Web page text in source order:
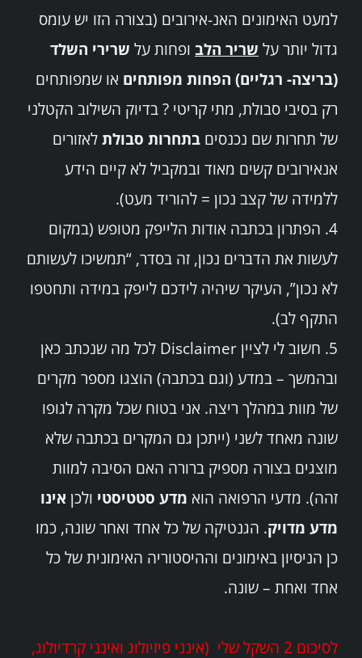
למעט האימונים האנ-אירובים (בצורה הזו יש עומס
גדול יותר על שריר הלב ופחות על שרירי השלד
(בריצה- רגליים) הפחות מפותחים או שמפותחים
רק בסיבי סבולת, מתי קריטי ? בדיוק השילוב הקטלני
של תחרות שם נכנסים בתחרות סבולתלאזורים
אנאירובים קשים מאוד ובמקביל לא קיים הידע
ללמידה של קצב נכון = להוריד מעט).
4. הפתרון בכתבה אודות הלייפק מטופש (במקום
לעשות את הדברים נכון, זה בסדר, “תמשיכו לעשותם
לא נכון”, העיקר שיהיה לידכם לייפק במידה ותחטפו
התקף לב).
5. חשוב לי לציין Disclaimer לכל מה שנכתב כאן
ובהמשך – במדע (וגם בכתבה) הוצגו מספר מקרים
של מוות במהלך ריצה. אני בטוח שכל מקרה לגופו
שונה מאחד לשני (ייתכן גם המקרים בכתבה שלא
מוצגים בצורה מספיק ברורה האם הסיבה למוות
זהה). מדעי הרפואה הוא מדע סטטיסטי ולכן אינו
מדע מדויק. הגנטיקה של כל אחד ואחר שונה, כמו
כן הניסיון באימונים וההיסטוריה האימונית של כל
אחד ואחת – שונה.
לסיכום 2 השקל שלי (אינני פיזיולוג ואינני קרדיולוג,